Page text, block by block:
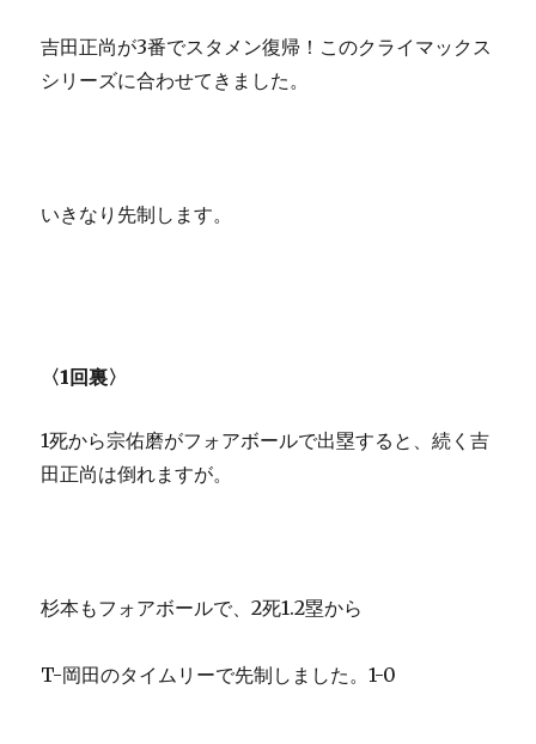
吉田正尚が3番でスタメン復帰！このクライマックス
シリーズに合わせてきました。
いきなり先制します。
〈1回裏〉
1死から宗佑磨がフォアボールで出塁すると、続く吉
田正尚は倒れますが。
杉本もフォアボールで、2死1.2塁から
T-岡田のタイムリーで先制しました。1-0